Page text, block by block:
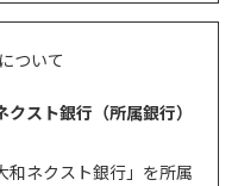
ついて
スト銀行（所属銀行）
和ネクスト銀行」を所属